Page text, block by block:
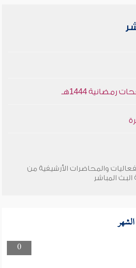
والمحاضرات الأرشيفية من
المباشر
الشهر
0